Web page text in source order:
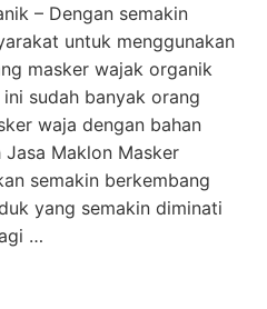
– Dengan semakin
untuk menggunakan
masker wajak organik
sudah banyak orang
waja dengan bahan
Maklon Masker
semakin berkembang
yang semakin diminati
…